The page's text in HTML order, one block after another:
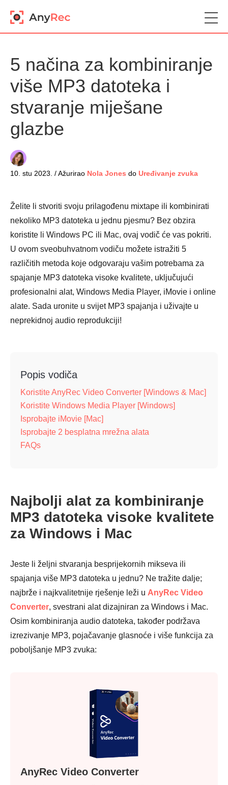
5 načina za kombiniranje
više MP3 datoteka i
stvaranje miješane
glazbe
10. stu 2023. / Ažurirao Nola Jones do Uređivanje zvuka
Želite li stvoriti svoju prilagođenu mixtape ili kombinirati
nekoliko MP3 datoteka u jednu pjesmu? Bez obzira
koristite li Windows PC ili Mac, ovaj vodič će vas pokriti.
U ovom sveobuhvatnom vodiču možete istražiti 5
različitih metoda koje odgovaraju vašim potrebama za
spajanje MP3 datoteka visoke kvalitete, uključujući
profesionalni alat, Windows Media Player, iMovie i online
alate. Sada uronite u svijet MP3 spajanja i uživajte u
neprekidnoj audio reprodukciji!
Popis vodiča
Koristite AnyRec Video Converter [Windows & Mac]
Koristite Windows Media Player [Windows]
Isprobajte iMovie [Mac]
Isprobajte 2 besplatna mrežna alata
FAQs
Najbolji alat za kombiniranje
MP3 datoteka visoke kvalitete
za Windows i Mac
Jeste li željni stvaranja besprijekornih mikseva ili
spajanja više MP3 datoteka u jednu? Ne tražite dalje;
najbrže i najkvalitetnije rješenje leži u AnyRec Video
Converter, svestrani alat dizajniran za Windows i Mac.
Osim kombiniranja audio datoteka, također podržava
izrezivanje MP3, pojačavanje glasnoće i više funkcija za
poboljšanje MP3 zvuka:
AnyRec Video Converter